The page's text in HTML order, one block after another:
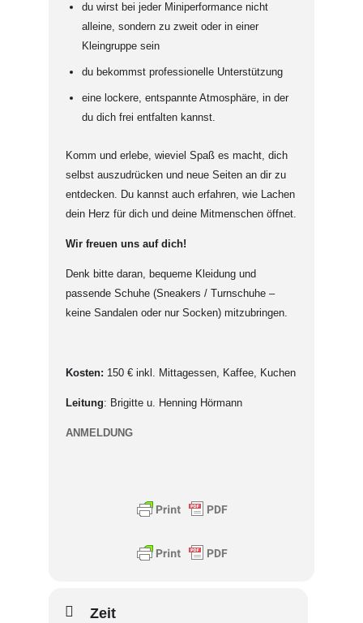
du wirst bei jeder Miniperformance nicht
alleine, sondern zu zweit oder in einer
Kleingruppe sein
du bekommst professionelle Unterstützung
eine lockere, entspannte Atmosphäre, in der
du dich frei entfalten kannst.
Komm und erlebe, wieviel Spaß es macht, dich
selbst auszudrücken und neue Seiten an dir zu
entdecken. Du kannst auch erfahren, wie Lachen
dein Herz für dich und deine Mitmenschen öffnet.
Wir freuen uns auf dich!
Denk bitte daran, bequeme Kleidung und
passende Schuhe (Sneakers / Turnschuhe –
keine Sandalen oder nur Socken) mitzubringen.
Kosten: 150 € inkl. Mittagessen, Kaffee, Kuchen
Leitung: Brigitte u. Henning Hörmann
ANMELDUNG
Zeit